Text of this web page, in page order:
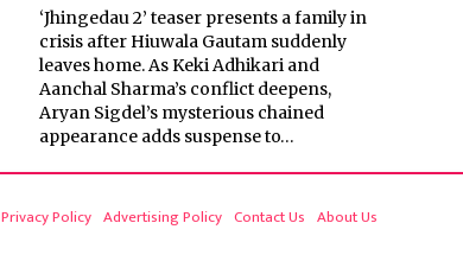
‘Jhingedau 2’ teaser presents a family in
crisis after Hiuwala Gautam suddenly
leaves home. As Keki Adhikari and
Aanchal Sharma’s conflict deepens,
Aryan Sigdel’s mysterious chained
appearance adds suspense to…
Privacy Policy Advertising Policy Contact Us About Us